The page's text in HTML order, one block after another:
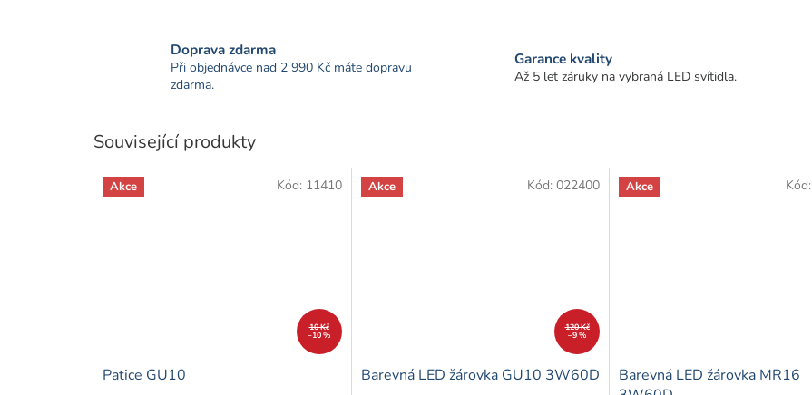
Doprava zdarma
Při objednávce nad 2 990 Kč máte dopravu
zdarma.
Garance kvality
Až 5 let záruky na vybraná LED svítidla.
Související produkty
Akce
10 Kč
–10 %
Patice GU10
Kód: 11410 Akce
120 Kč
–9 %
Barevná LED žárovka GU10 3W60D
Kód: 022400 Akce
Barevná LED žárovka MR16
Kód: